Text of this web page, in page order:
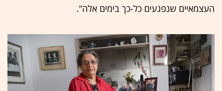
העצמאיים שנפגעים כל-כך בימים אלה".